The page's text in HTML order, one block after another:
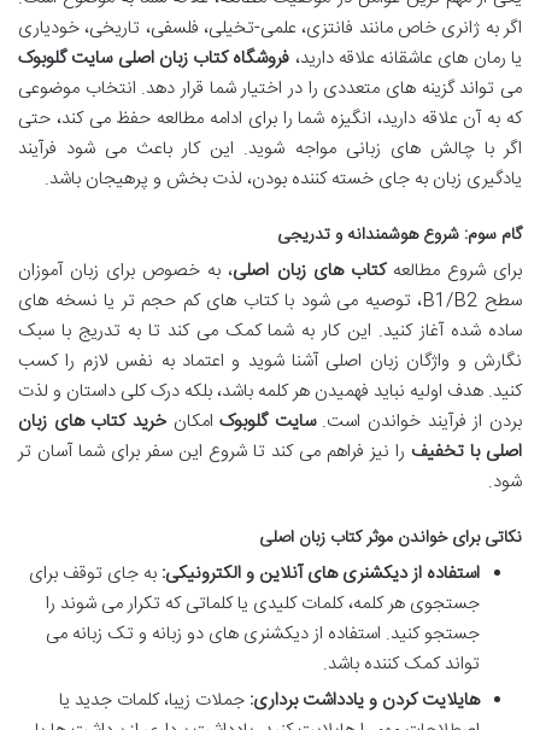
اگر به ژانری خاص مانند فانتزی، علمی-تخیلی، فلسفی، تاریخی، خودیاری
یا رمان های عاشقانه علاقه دارید، فروشگاه کتاب زبان اصلی سایت گلوبوک
می تواند گزینه های متعددی را در اختیار شما قرار دهد. انتخاب موضوعی
که به آن علاقه دارید، انگیزه شما را برای ادامه مطالعه حفظ می کند، حتی
اگر با چالش های زبانی مواجه شوید. این کار باعث می شود فرآیند
یادگیری زبان به جای خسته کننده بودن، لذت بخش و پرهیجان باشد.
گام سوم: شروع هوشمندانه و تدریجی
برای شروع مطالعهکتاب های زبان اصلی، به خصوص برای زبان آموزان
سطح B1/B2، توصیه می شود با کتاب های کم حجم تر یا نسخه های
ساده شده آغاز کنید. این کار به شما کمک می کند تا به تدریج با سبک
نگارش و واژگان زبان اصلی آشنا شوید و اعتماد به نفس لازم را کسب
کنید. هدف اولیه نباید فهمیدن هر کلمه باشد، بلکه درک کلی داستان و لذت
بردن از فرآیند خواندن است.سایت گلوبوکامکانخرید کتاب های زبان
اصلی با تخفیف را نیز فراهم می کند تا شروع این سفر برای شما آسان تر
شود.
نکاتی برای خواندن موثر کتاب زبان اصلی
استفاده از دیکشنری های آنلاین و الکترونیکی: به جای توقف برای
جستجوی هر کلمه، کلمات کلیدی یا کلماتی که تکرار می شوند را
جستجو کنید. استفاده از دیکشنری های دو زبانه و تک زبانه می
تواند کمک کننده باشد.
هایلایت کردن و یادداشت برداری: جملات زیبا، کلمات جدید یا